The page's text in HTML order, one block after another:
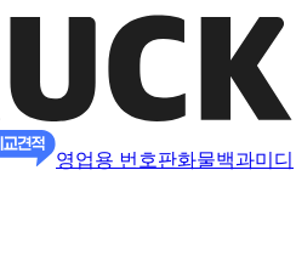
영업용 번호판화물백과미디